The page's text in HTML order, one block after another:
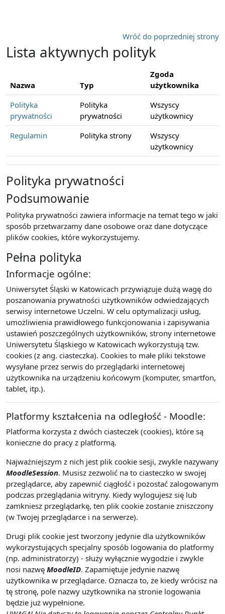
Wróć do poprzedniej strony
Lista aktywnych polityk
Nazwa Typ
Zgoda
użytkownika
Polityka
prywatności
Polityka
prywatności
Wszyscy
użytkownicy
Regulamin
Polityka strony
Wszyscy
użytkownicy
Polityka prywatności
Podsumowanie
Polityka prywatności zawiera informacje na temat tego w jaki
sposób przetwarzamy dane osobowe oraz dane dotyczące
plików cookies, które wykorzystujemy.
Pełna polityka
Informacje ogólne:
Uniwersytet Śląski w Katowicach przywiązuje dużą wagę do
poszanowania prywatności użytkowników odwiedzających
serwisy internetowe Uczelni. W celu optymalizacji usług,
umożliwienia prawidłowego funkcjonowania i zapisywania
ustawień poszczególnych użytkowników, strony internetowe
Uniwersytetu Śląskiego w Katowicach wykorzystują tzw.
cookies (z ang. ciasteczka). Cookies to małe pliki tekstowe
wysyłane przez serwis do przeglądarki internetowej
użytkownika na urządzeniu końcowym (komputer, smartfon,
tablet, itp.).
Platformy kształcenia na odległość - Moodle:
Platforma korzysta z dwóch ciasteczek (cookies), które są
konieczne do pracy z platformą.
Najważniejszym z nich jest plik cookie sesji, zwykle nazywany
MoodleSession. Musisz zezwolić na to ciasteczko w swojej
przeglądarce, aby zapewnić ciągłość i pozostać zalogowanym
podczas przeglądania witryny. Kiedy wylogujesz się lub
zamkniesz przeglądarkę, ten plik cookie zostanie zniszczony
(w Twojej przeglądarce i na serwerze).
Drugi plik cookie jest tworzony jedynie dla użytkowników
wykorzystujących specjalny sposób logowania do platformy
(np. administratorzy) - służy wyłącznie wygodzie i zwykle
nosi nazwę MoodleID. Zapamiętuje jedynie nazwę
użytkownika w przeglądarce. Oznacza to, że kiedy wrócisz na
tę stronę, pole nazwy użytkownika na stronie logowania
będzie już wypełnione.